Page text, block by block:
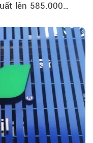
lên 585.000